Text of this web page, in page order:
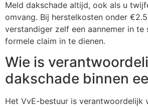
Meld dakschade altijd, ook als u
omvang. Bij herstelkosten onder
verstandiger zelf een aannemer in te
formele claim in te dienen.
Wie is
dakschade binnen
Het VvE-bestuur is verantwoordelijk